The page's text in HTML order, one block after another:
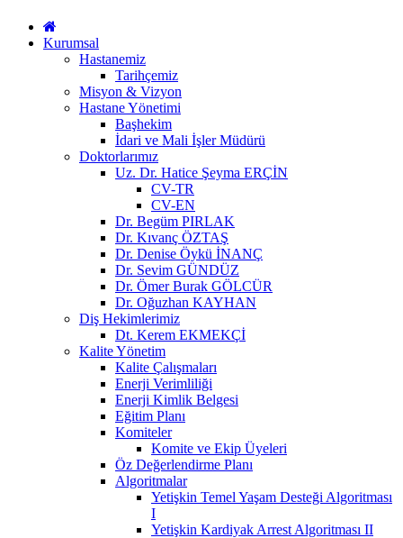
Kurumsal
Hastanemiz
Tarihçemiz
Misyon & Vizyon
Hastane Yönetimi
Başhekim
İdari ve Mali İşler Müdürü
Doktorlarımız
Uz. Dr. Hatice Şeyma ERÇİN
CV-TR
CV-EN
Dr. Begüm PIRLAK
Dr. Kıvanç ÖZTAŞ
Dr. Denise Öykü İNANÇ
Dr. Sevim GÜNDÜZ
Dr. Ömer Burak GÖLCÜR
Dr. Oğuzhan KAYHAN
Diş Hekimlerimiz
Dt. Kerem EKMEKÇİ
Kalite Yönetim
Kalite Çalışmaları
Enerji Verimliliği
Enerji Kimlik Belgesi
Eğitim Planı
Komiteler
Komite ve Ekip Üyeleri
Öz Değerlendirme Planı
Algoritmalar
Yetişkin Temel Yaşam Desteği Algoritması
I
Yetişkin Kardiyak Arrest Algoritması II